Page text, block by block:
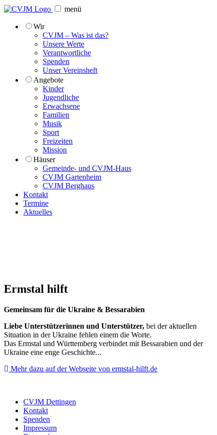
menü
Wir
CVJM – Was ist das?
Unsere Werte
Verantwortliche
Spenden
Unser Vereinsheft
Angebote
Kinder
Jugendliche
Erwachsene
Familien
Musik
Sport
Freizeiten
Mission
Häuser
Gemeinde- und CVJM-Haus
CVJM Gartenheim
CVJM Berghaus
Kontakt
Termine
Aktuelles
Ermstal hilft
Gemeinsam für die Ukraine & Bessarabien
Liebe Unterstützerinnen und Unterstützer, bei der aktuellen
Situation in der Ukraine fehlen einem die Worte.
Das Ermstal und Württemberg verbindet mit Bessarabien und der
Ukraine eine enge Geschichte...
Mehr dazu auf der Webseite von ermstal-hilft.de
CVJM Dettingen
Kontakt
Spenden
Impressum